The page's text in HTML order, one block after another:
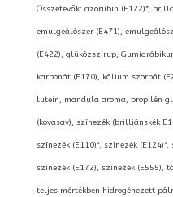
Összetevők: azorubin (E122)*,
emulgeálószer (E471),
(E422), glükózszirup,
karbonát (E170), kálium szorbát
lutein, mandula aroma, propilén
(kovasav), színezék (brilliánskék
színezék (E110)*, színezék
színezék (E172), színezék (E555),
teljes mértékben hidrogénezett